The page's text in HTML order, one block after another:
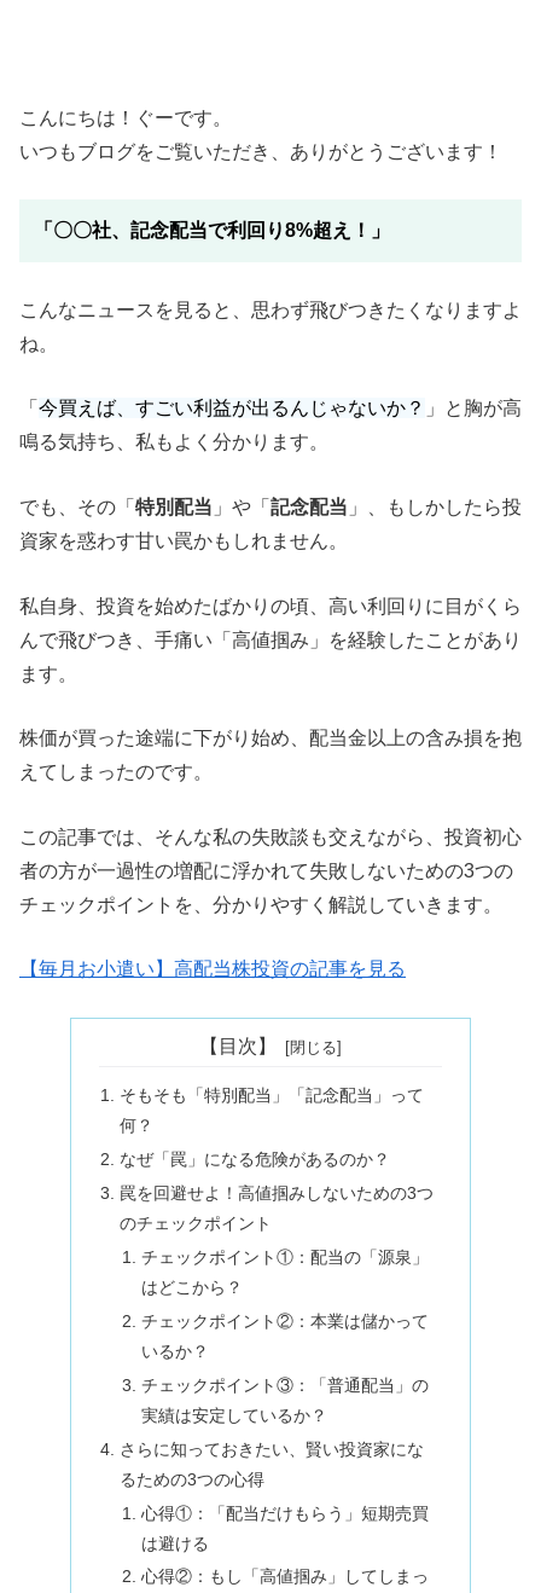
こんにちは！ぐーです。
いつもブログをご覧いただき、ありがとうございます！
「〇〇社、記念配当で利回り8%超え！」
こんなニュースを見ると、思わず飛びつきたくなりますよ
ね。
「 今買えば、すごい利益が出るんじゃないか？ 」と胸が高
鳴る気持ち、私もよく分かります。
でも、その「 特別配当 」や「 記念配当 」、もしかしたら投
資家を惑わす甘い罠かもしれません。
私自身、投資を始めたばかりの頃、高い利回りに目がくら
んで飛びつき、手痛い「高値掴み」を経験したことがあり
ます。
株価が買った途端に下がり始め、配当金以上の含み損を抱
えてしまったのです。
この記事では、そんな私の失敗談も交えながら、投資初心
者の方が一過性の増配に浮かれて失敗しないための3つの
チェックポイントを、分かりやすく解説していきます。
【毎月お小遣い】高配当株投資の記事を見る
【目次】
そもそも「特別配当」「記念配当」って
何？
なぜ「罠」になる危険があるのか？
罠を回避せよ！高値掴みしないための3つ
のチェックポイント
チェックポイント①：配当の「源泉」
はどこから？
チェックポイント②：本業は儲かって
いるか？
チェックポイント③：「普通配当」の
実績は安定しているか？
さらに知っておきたい、賢い投資家にな
るための3つの心得
心得①：「配当だけもらう」短期売買
は避ける
心得②：もし「高値掴み」してしまっ